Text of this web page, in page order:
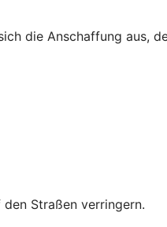
die Anschaffung aus,
Straßen verringern.